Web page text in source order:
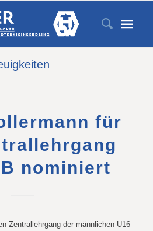
für
nominiert
Zentrallehrgang der männlichen U16